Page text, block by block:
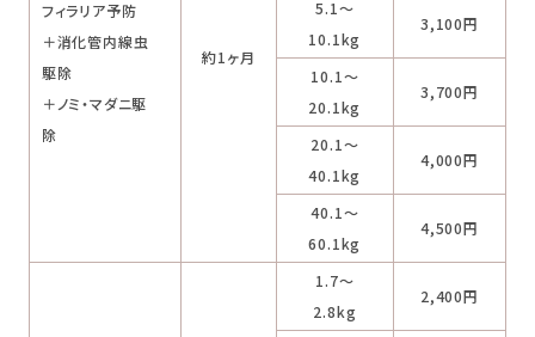
フィラリア予防
＋消化管内線虫
駆除
＋ノミ・マダニ駆
除
約1ヶ月
5.1～
10.1kg
3,100円
10.1～
20.1kg
3,700円
20.1～
40.1kg
4,000円
40.1～
60.1kg
4,500円
1.7～
2.8kg
2,400円